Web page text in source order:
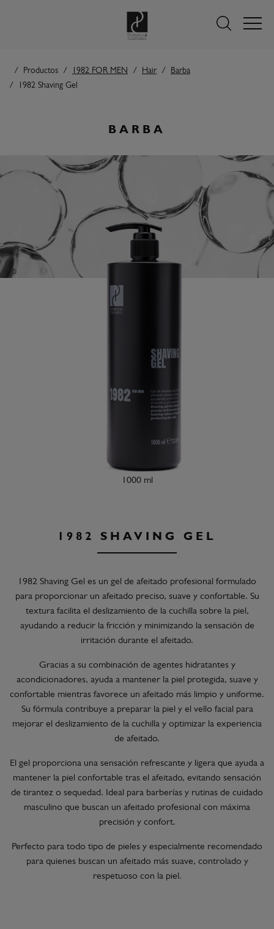
Productos 1982 FOR MEN Hair
Barba
1982 Shaving Gel
BARBA
1000 ml
1982 SHAVING GEL
1982 Shaving Gel es un gel de afeitado profesional formulado
para proporcionar un afeitado preciso, suave y confortable. Su
textura facilita el deslizamiento de la cuchilla sobre la piel,
ayudando a reducir la fricción y minimizando la sensación de
irritación durante el afeitado.
Gracias a su combinación de agentes hidratantes y
acondicionadores, ayuda a mantener la piel protegida, suave y
confortable mientras favorece un afeitado más limpio y uniforme.
Su fórmula contribuye a preparar la piel y el vello facial para
mejorar el deslizamiento de la cuchilla y optimizar la experiencia
de afeitado.
El gel proporciona una sensación refrescante y ligera que ayuda a
mantener la piel confortable tras el afeitado, evitando sensación
de tirantez o sequedad. Ideal para barberías y rutinas de cuidado
masculino que buscan un afeitado profesional con máxima
precisión y confort.
Perfecto para todo tipo de pieles y especialmente recomendado
para quienes buscan un afeitado más suave, controlado y
respetuoso con la piel.